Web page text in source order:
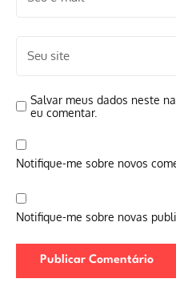
Salvar meus dados neste
eu comentar.
Notifique-me sobre novos
Notifique-me sobre novas